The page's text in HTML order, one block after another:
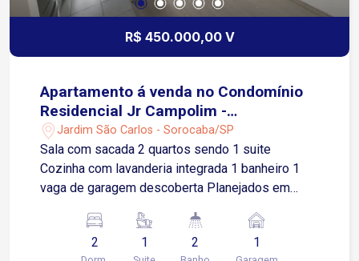
R$ 450.000,00 V
Apartamento á venda no Condomínio
Residencial Jr Campolim -
Sorocaba/SP
Jardim São Carlos - Sorocaba/SP
Sala com sacada 2 quartos sendo 1 suite
Cozinha com lavanderia integrada 1 banheiro 1
vaga de garagem descoberta Planejados em
2 1 2 1